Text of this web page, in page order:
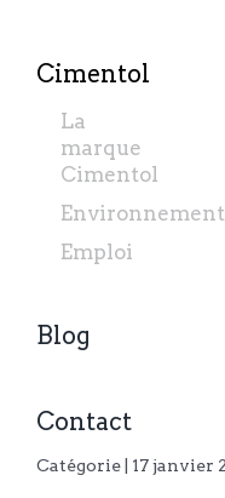
Cimentol
La
marque
Cimentol
Environnement
Emploi
Blog
Contact
Catégorie | 17 janvier